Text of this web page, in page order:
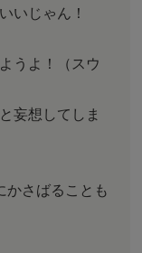
いじゃん！
うよ！（スウ
妄想してしま
かさばることも